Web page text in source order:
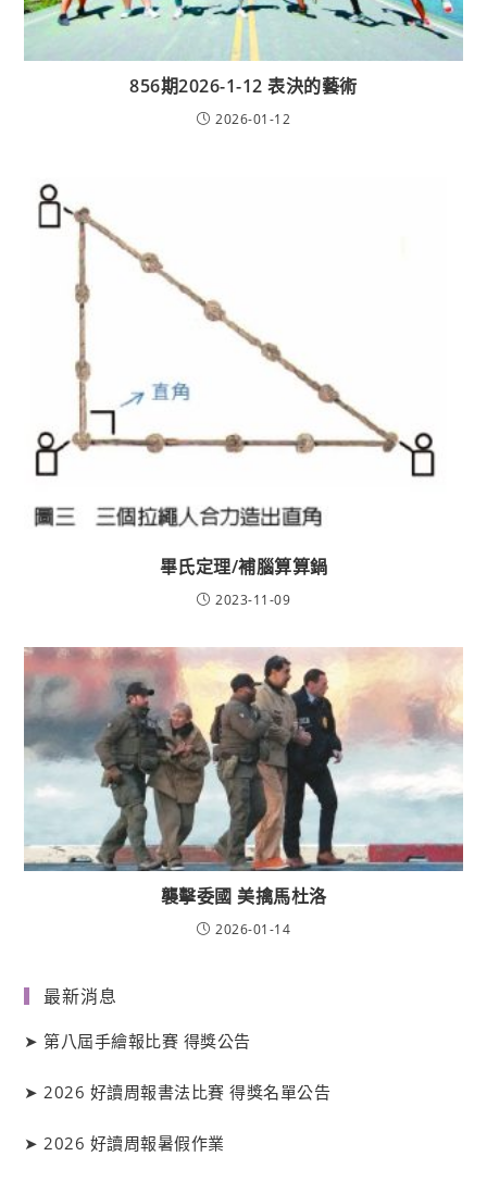
856期2026-1-12 表決的藝術
2026-01-12
畢氏定理/補腦算算鍋
2023-11-09
襲擊委國 美擒馬杜洛
2026-01-14
最新消息
➤第八屆手繪報比賽 得獎公告
➤ 2026 好讀周報書法比賽 得獎名單公告
➤ 2026 好讀周報暑假作業